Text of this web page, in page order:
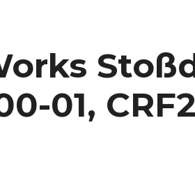
01,